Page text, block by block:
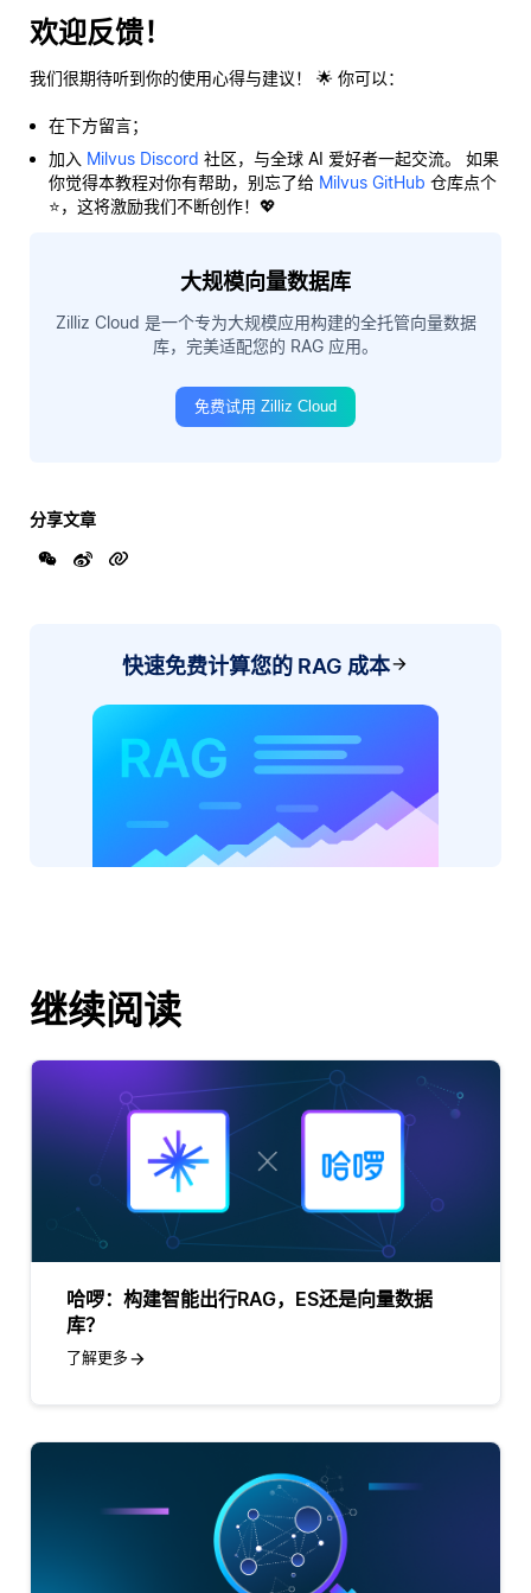
欢迎反馈！
我们很期待听到你的使用心得与建议！ 🌟 你可以：
在下方留言；
加入 Milvus Discord 社区，与全球 AI 爱好者一起交流。 如果
你觉得本教程对你有帮助，别忘了给 Milvus GitHub 仓库点个
⭐，这将激励我们不断创作！💖
大规模向量数据库
Zilliz Cloud 是一个专为大规模应用构建的全托管向量数据
库，完美适配您的 RAG 应用。
免费试用 Zilliz Cloud
分享文章
快速免费计算您的 RAG 成本
继续阅读
哈啰：构建智能出行RAG，ES还是向量数据
库？
了解更多